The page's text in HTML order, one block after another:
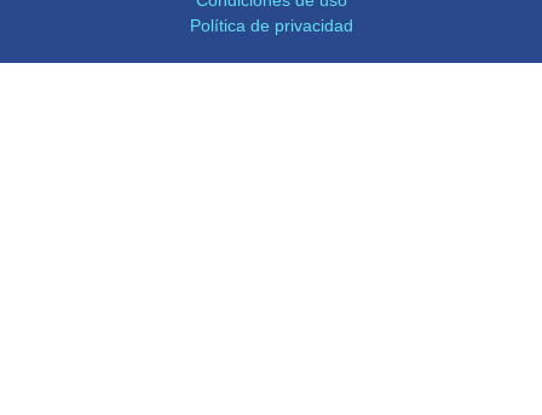
Política de privacidad